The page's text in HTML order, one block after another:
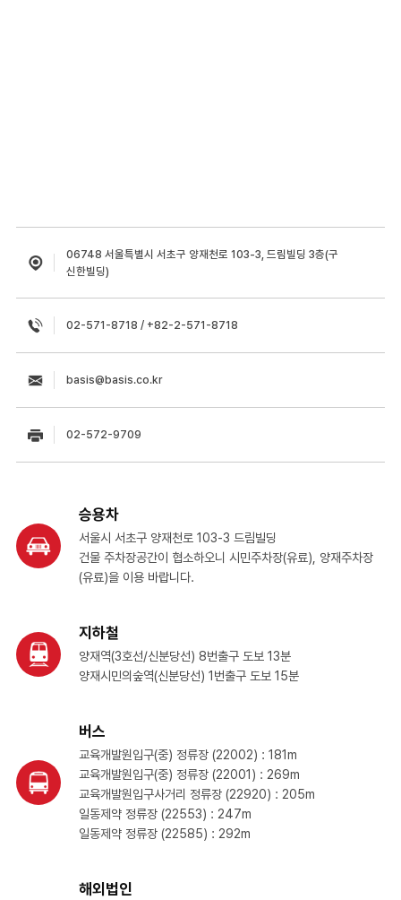
06748 서울특별시 서초구 양재천로 103-3, 드림빌딩 3층(구
신한빌딩)
02-571-8718 / +82-2-571-8718
basis@basis.co.kr
02-572-9709
승용차
서울시 서초구 양재천로 103-3 드림빌딩
건물 주차장공간이 협소하오니 시민주차장(유료), 양재주차장
(유료)을 이용 바랍니다.
지하철
양재역(3호선/신분당선) 8번출구 도보 13분
양재시민의숲역(신분당선) 1번출구 도보 15분
버스
교육개발원입구(중) 정류장 (22002) : 181m
교육개발원입구(중) 정류장 (22001) : 269m
교육개발원입구사거리 정류장 (22920) : 205m
일동제약 정류장 (22553) : 247m
일동제약 정류장 (22585) : 292m
해외법인